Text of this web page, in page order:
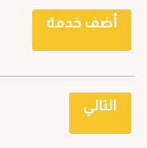
أضف خدمة
التالي